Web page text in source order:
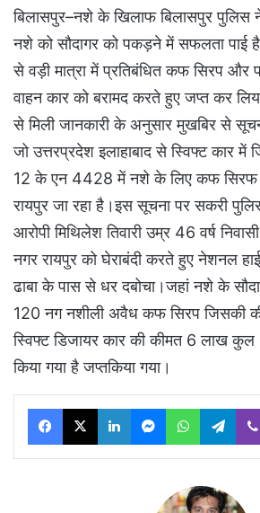
बिलासपुर–नशे के खिलाफ बिलासपुर पुलिस
नशे को सौदागर को पकड़ने में सफलता पाई
से वड़ी मात्रा में प्रतिबंधित कफ सिरप और
वाहन कार को बरामद करते हुए जप्त कर
से मिली जानकारी के अनुसार मुखबिर से
जो उत्तरप्रदेश इलाहाबाद से स्विफ्ट कार
12 के एन 4428 में नशे के लिए कफ सिरफ
रायपुर जा रहा है।इस सूचना पर सकरी
आरोपी मिथिलेश तिवारी उम्र 46 वर्ष
नगर रायपुर को घेराबंदी करते हुए नेशनल
ढाबा के पास से धर दबोचा।जहां नशे के
120 नग नशीली अवैध कफ सिरप जिसकी
स्विफ्ट डिजायर कार की कीमत 6 लाख
किया गया है जप्तकिया गया।
Facebook
X LinkedInMessengerWhatsApp